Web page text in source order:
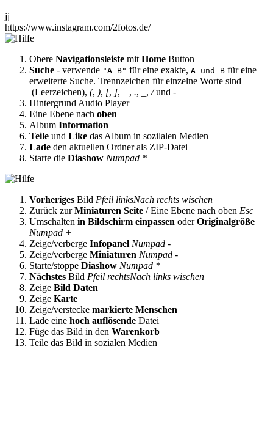
jj
https://www.instagram.com/2fotos.de/
Obere Navigationsleiste mit Home Button
Suche - verwende "A B" für eine exakte, A und B für eine
erweiterte Suche. Trennzeichen für einzelne Worte sind
(Leerzeichen), (, ), [, ], +, ., , /und -
Hintergrund Audio Player
Eine Ebene nach oben
Album Information
Teile und Like das Album in sozilalen Medien
Lade den aktuellen Ordner als ZIP-Datei
Starte die Diashow Numpad *
Vorheriges Bild Pfeil linksNach rechts wischen
Zurück zurMiniaturen Seite / Eine Ebene nach oben Esc
Umschalten in Bildschirm einpassen oderOriginalgröße
Numpad +
Zeige/verberge Infopanel Numpad -
Zeige/verberge Miniaturen Numpad -
Starte/stoppe Diashow Numpad *
Nächstes Bild Pfeil rechtsNach links wischen
Zeige Bild Daten
Zeige Karte
Zeige/verstecke markierte Menschen
Lade eine hoch auflösende Datei
Füge das Bild in den Warenkorb
Teile das Bild in sozialen Medien